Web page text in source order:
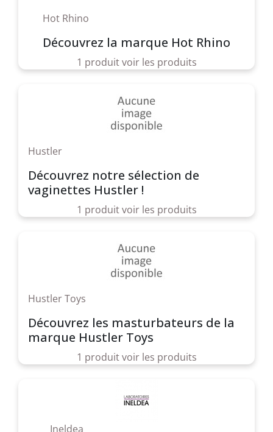
Hot Rhino
Découvrez la marque Hot Rhino
1 produit voir les produits
Hustler
Découvrez notre sélection de
vaginettes Hustler !
1 produit voir les produits
Hustler Toys
Découvrez les masturbateurs de la
marque Hustler Toys
1 produit voir les produits
Ineldea